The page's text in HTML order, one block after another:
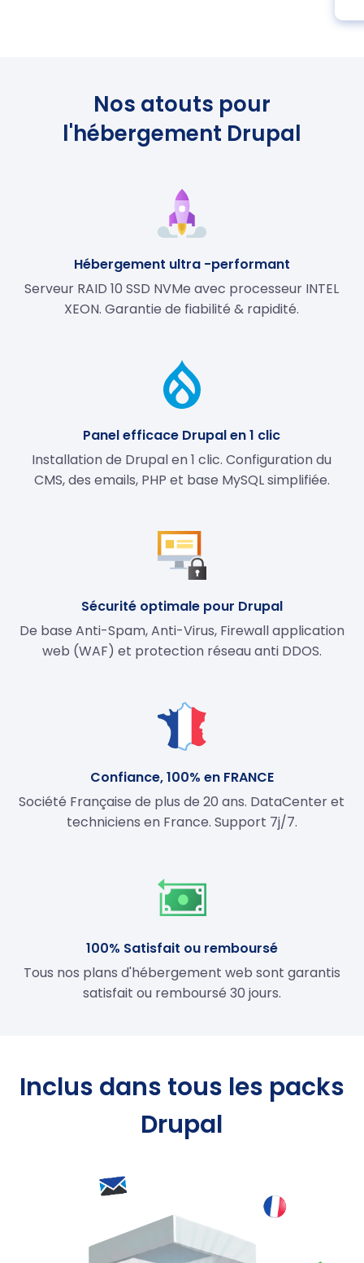
Nos atouts pour
l'hébergement Drupal
Hébergement ultra -performant
Serveur RAID 10 SSD NVMe avec processeur INTEL
XEON. Garantie de fiabilité & rapidité.
Panel efficace Drupal en 1 clic
Installation de Drupal en 1 clic. Configuration du
CMS, des emails, PHP et base MySQL simplifiée.
Sécurité optimale pour Drupal
De base Anti-Spam, Anti-Virus, Firewall application
web (WAF) et protection réseau anti DDOS.
Confiance, 100% en FRANCE
Société Française de plus de 20 ans. DataCenter et
techniciens en France. Support 7j/7.
100% Satisfait ou remboursé
Tous nos plans d'hébergement web sont garantis
satisfait ou remboursé 30 jours.
Inclus dans tous les packs
Drupal